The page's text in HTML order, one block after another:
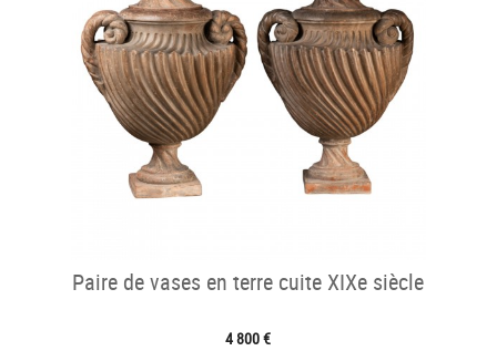
Paire de vases en terre cuite XIXe siècle
4 800 €